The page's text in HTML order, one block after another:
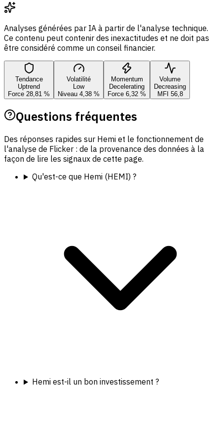
Analyses générées par IA à partir de l'analyse technique.
Ce contenu peut contenir des inexactitudes et ne doit pas
être considéré comme un conseil financier.
Tendance
Uptrend
Force 28,81 %
Volatilité
Low
Niveau 4,38 %
Momentum
Decelerating
Force 6,32 %
Volume
Decreasing
MFI 56,8
Questions fréquentes
Des réponses rapides sur Hemi et le fonctionnement de
l'analyse de Flicker : de la provenance des données à la
façon de lire les signaux de cette page.
Qu'est-ce que Hemi (HEMI) ?
Hemi est-il un bon investissement ?